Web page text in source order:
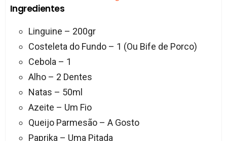
Ingredientes
Linguine – 200gr
Costeleta do Fundo – 1 (Ou Bife de Porco)
Cebola – 1
Alho – 2 Dentes
Natas – 50ml
Azeite – Um Fio
Queijo Parmesão – A Gosto
Paprika – Uma Pitada